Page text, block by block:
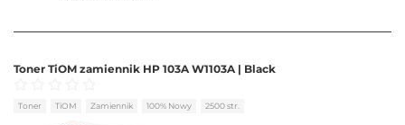
Toner TiOM zamiennik HP 103A W1103A | Black
Oceniono0na 5
Toner TiOM Zamiennik 100% Nowy 2500 str.